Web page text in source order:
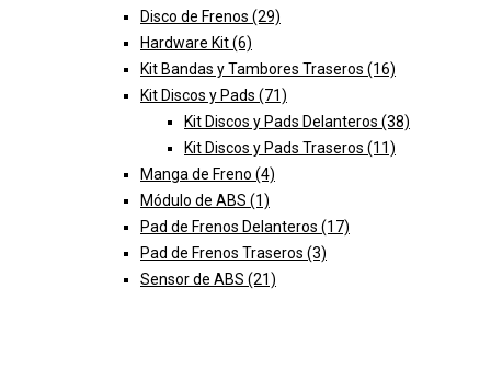
Disco de Frenos (29)
Hardware Kit(6)
Kit Bandas y Tambores Traseros (16)
Kit Discos y Pads (71)
Kit Discos y Pads Delanteros (38)
Kit Discos y Pads Traseros (11)
Manga de Freno (4)
Módulo de ABS (1)
Pad de Frenos Delanteros (17)
Pad de Frenos Traseros (3)
Sensor de ABS (21)